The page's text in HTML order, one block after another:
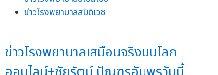
ข่าวโรงพยาบาลสมิติเวช
ข่าวโรงพยาบาลเสมือนจริงบนโลก